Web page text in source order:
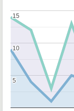
5
5
10
10
15
15